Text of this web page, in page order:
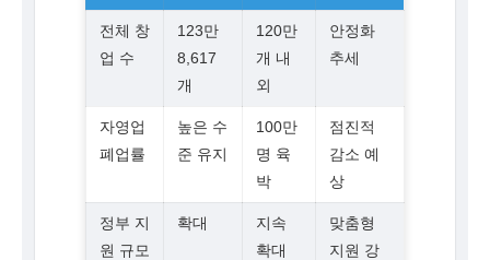
전체 창
업 수
123만
8,617
개
120만
개 내
외
안정화
추세
자영업
폐업률
높은 수
준 유지
100만
명 육
박
점진적
감소 예
상
정부 지
원 규모
확대
지속
확대
맞춤형
지원 강